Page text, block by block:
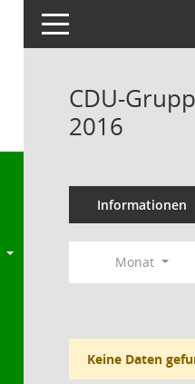
Toggle navigation
CDU-
2016
Informationen
Monat
Keine Daten